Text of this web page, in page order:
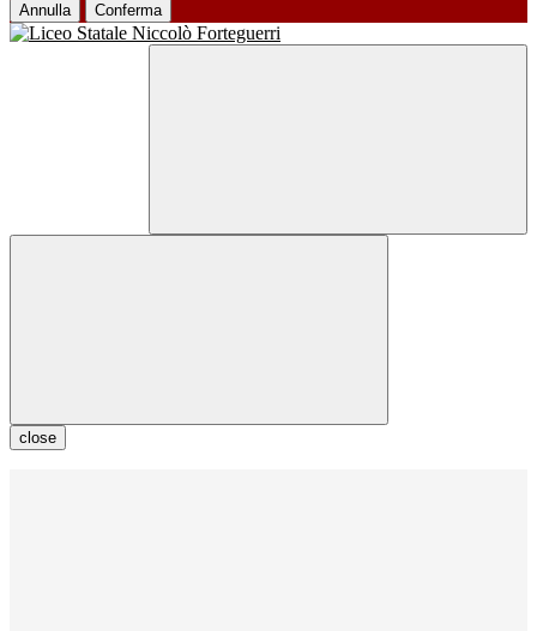
Annulla Conferma
close